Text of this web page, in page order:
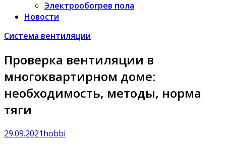
Электрообогрев пола
Новости
Система вентиляции
Проверка вентиляции в
многоквартирном доме:
необходимость, методы, норма
тяги
29.09.2021hobbi